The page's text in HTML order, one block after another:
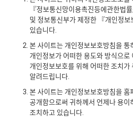
『정보통신망이용촉진등에관한법
및 정보통신부가 제정한 『개인정
있습니다.
본 사이트는 개인정보보호방침을 통
개인정보가 어떠한 용도와 방식으로
개인정보보호를 위해 어떠한 조치가
알려드립니다.
본 사이트는 개인정보보호방침을 홈
공개함으로써 귀하께서 언제나 용이
조치하고 있습니다.